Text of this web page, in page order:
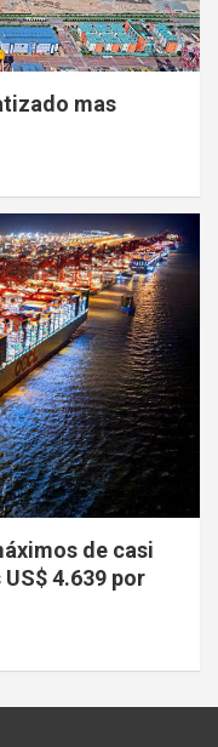
mas
de casi
4.639 por